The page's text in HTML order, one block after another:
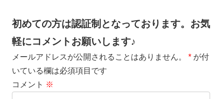
初めての方は認証制となっております。お気
軽にコメントお願いします♪
メールアドレスが公開されることはありません。 * が付
いている欄は必須項目です
コメント ※